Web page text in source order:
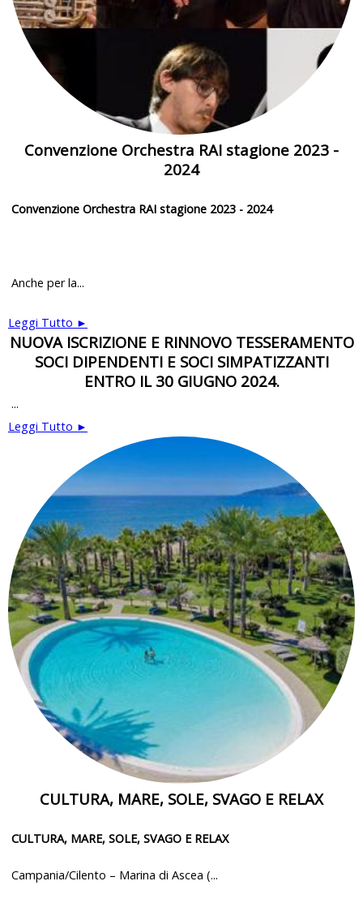
Convenzione Orchestra RAI stagione 2023 -
2024
Convenzione Orchestra RAI stagione 2023 - 2024
Anche per la...
Leggi Tutto ►
NUOVA ISCRIZIONE E RINNOVO TESSERAMENTO
SOCI DIPENDENTI E SOCI SIMPATIZZANTI
ENTRO IL 30 GIUGNO 2024.
...
Leggi Tutto ►
CULTURA, MARE, SOLE, SVAGO E RELAX
CULTURA, MARE, SOLE, SVAGO E RELAX
Campania/Cilento – Marina di Ascea (...